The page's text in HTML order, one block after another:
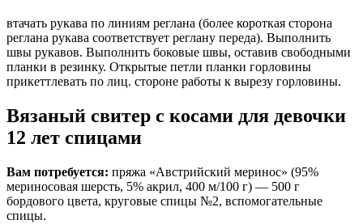
втачать рукава по линиям реглана (более короткая сторона
реглана рукава соответствует реглану переда). Выполнить
швы рукавов. Выполнить боковые швы, оставив свободными
планки в резинку. Открытые петли планки горловины
прикеттлевать по лиц. стороне работы к вырезу горловины.
Вязаный свитер с косами для девочки
12 лет спицами
Вам потребуется: пряжа «Австрийский меринос» (95%
мериносовая шерсть, 5% акрил, 400 м/100 г) — 500 г
бордового цвета, круговые спицы №2, вспомогательные
спицы.